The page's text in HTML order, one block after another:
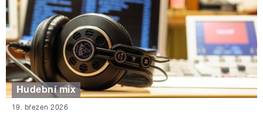
Hudební mix
19. březen 2026